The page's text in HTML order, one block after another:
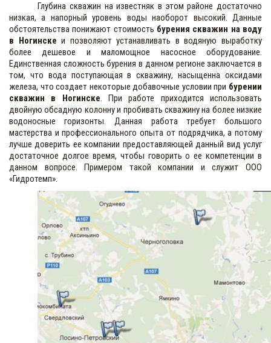
Глубина скважин на известняк в этом районе достаточно
низкая, а напорный уровень воды наоборот высокий. Данные
обстоятельства понижают стоимость бурения скважин на воду
в Ногинске и позволяют устанавливать в водяную выработку
более дешевое и маломощное насосное оборудование.
Единственная сложность бурения в данном регионе заключается в
том, что вода поступающая в скважину, насыщенна оксидами
железа, что создает некоторые добавочные условии при бурении
скважин в Ногинске. При работе приходится использовать
двойную обсадную колонну и пробивать скважину на более низкие
водоносные горизонты. Данная работа требует большого
мастерства и профессионального опыта от подрядчика, а потому
лучше доверить ее компании предоставляющей данный вид услуг
достаточное долгое время, чтобы говорить о ее компетенции в
данном вопросе. Примером такой компании и служит ООО
«Гидротемп».